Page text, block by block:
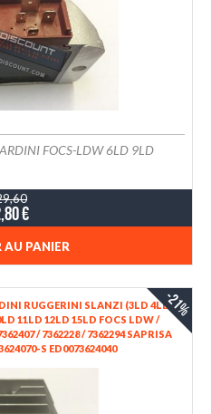
FOCS-LDW 6LD 9LD
€
PANIER
RUGGERINI SLANZI (3LD 4LD
11LD 12LD 15LD FOCS LDW /
/ 7362228 / 7362294 SAPRISA
S ED0073624040
-21%